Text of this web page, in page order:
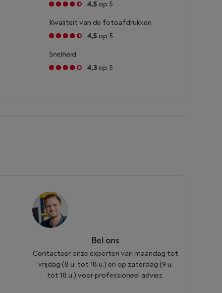
4,5 op 5
Kwaliteit van de fotoafdrukken
4,5 op 5
Snelheid
4,3op 5
Bel ons
Contacteer onze experten van maandag tot
vrijdag (8 u. tot 18 u.) en op zaterdag (9 u.
tot 18 u.) voor professioneel advies.